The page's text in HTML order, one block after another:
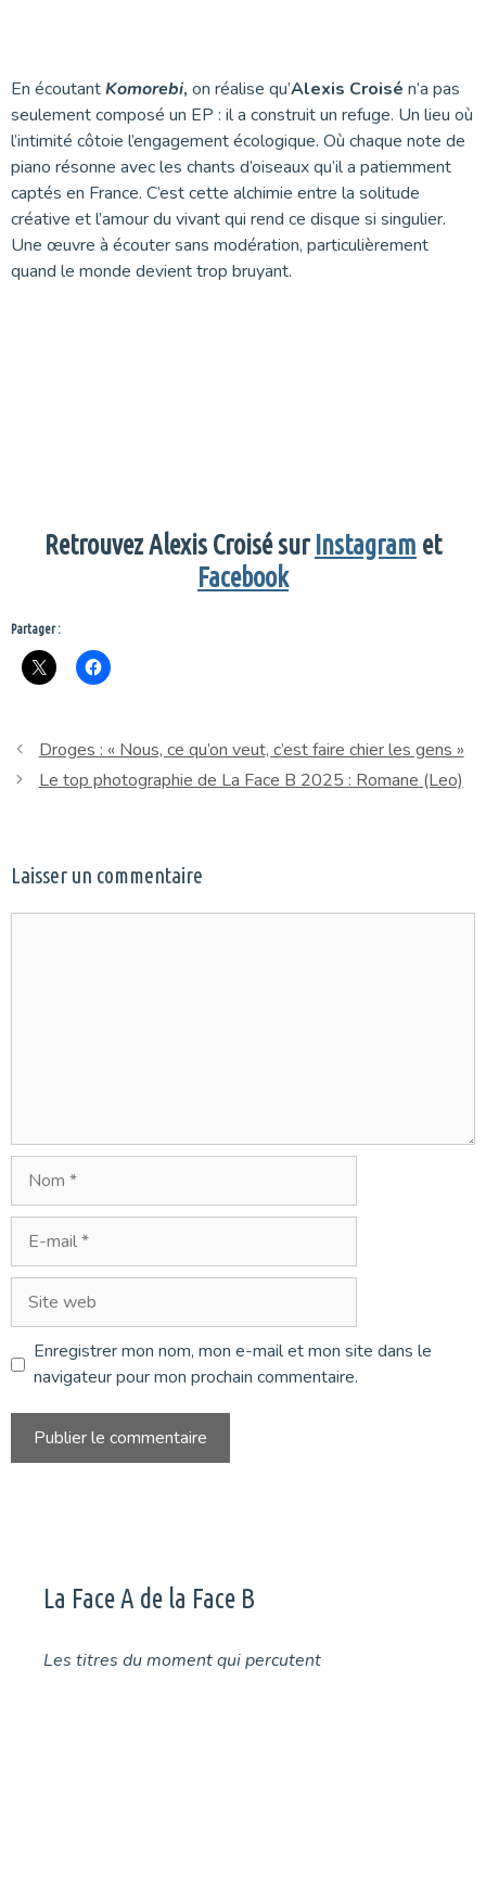
En écoutantKomorebi, on réalise qu’Alexis Croisé n’a pas
seulement composé un EP : il a construit un refuge. Un lieu où
l’intimité côtoie l’engagement écologique. Où chaque note de
piano résonne avec les chants d’oiseaux qu’il a patiemment
captés en France. C’est cette alchimie entre la solitude
créative et l’amour du vivant qui rend ce disque si singulier.
Une œuvre à écouter sans modération, particulièrement
quand le monde devient trop bruyant.
Retrouvez Alexis Croisé sur Instagram et
Facebook
Partager :
Droges : « Nous, ce qu’on veut, c’est faire chier les gens »
Le top photographie de La Face B 2025 : Romane (Leo)
Laisser un commentaire
mail
web
Enregistrer mon nom, mon e-mail et mon site dans le
navigateur pour mon prochain commentaire.
La Face A de la Face B
Les titres du moment qui percutent